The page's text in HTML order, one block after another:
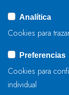
BIDALI
Analítica
Cookies para
Preferencias
Cookies para
individual